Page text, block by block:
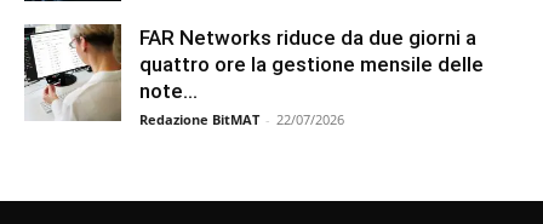
FAR Networks riduce da due giorni a
quattro ore la gestione mensile delle
note...
Redazione BitMAT - 22/07/2026